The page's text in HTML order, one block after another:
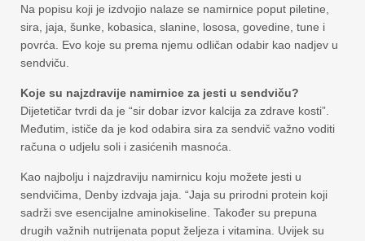
Na popisu koji je izdvojio nalaze se namirnice poput piletine,
sira, jaja, šunke, kobasica, slanine, lososa, govedine, tune i
povrća. Evo koje su prema njemu odličan odabir kao nadjev u
sendviču.
Koje su najzdravije namirnice za jesti u sendviču?
Dijetetičar tvrdi da je “sir dobar izvor kalcija za zdrave kosti”.
Međutim, ističe da je kod odabira sira za sendvič važno voditi
računa o udjelu soli i zasićenih masnoća.
Kao najbolju i najzdraviju namirnicu koju možete jesti u
sendvičima, Denby izdvaja jaja. “Jaja su prirodni protein koji
sadrži sve esencijalne aminokiseline. Također su prepuna
drugih važnih nutrijenata poput željeza i vitamina. Uvijek su